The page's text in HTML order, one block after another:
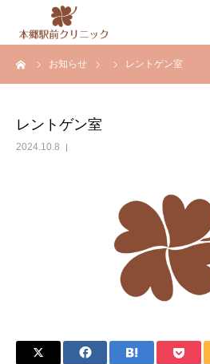
お知らせ レントゲン室
レントゲン室
2024.10.8
クリニック案内
健康診断・人間ドック